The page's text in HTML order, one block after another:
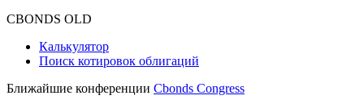
CBONDS OLD
Калькулятор
Поиск котировок облигаций
Ближайшие конференции Cbonds Congress